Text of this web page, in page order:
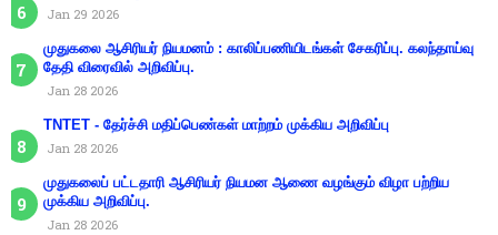
Jan 29 2026
முதுகலை ஆசிரியர் நியமனம் : காலிப்பணியிடங்கள் சேகரிப்பு. கலந்தாய்வு
தேதி விரைவில் அறிவிப்பு.
Jan 28 2026
TNTET - தேர்ச்சி மதிப்பெண்கள் மாற்றம் முக்கிய அறிவிப்பு
Jan 28 2026
முதுகலைப் பட்டதாரி ஆசிரியர் நியமன ஆணை வழங்கும் விழா பற்றிய
முக்கிய அறிவிப்பு.
Jan 28 2026